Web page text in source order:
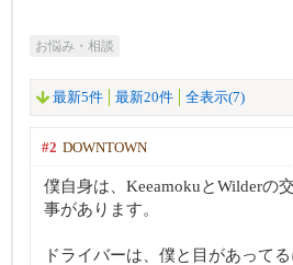
お悩み・相談
最新5件 最新20件 全表示(7)
#2 DOWNTOWN
僕自身は、KeeamokuとWilderの
事があります。
ドライバーは、僕と目があって